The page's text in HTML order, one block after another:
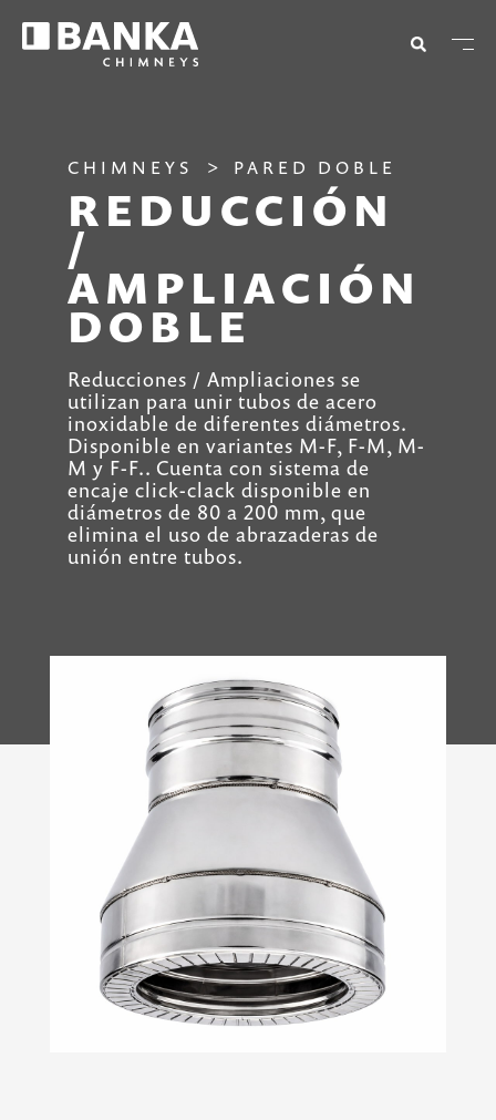
CHIMNEYS PARED DOBLE
REDUCCIÓN
/
AMPLIACIÓN
DOBLE
Reducciones / Ampliaciones se
utilizan para unir tubos de acero
inoxidable de diferentes diámetros.
Disponible en variantes M-F, F-M, M-
M y F-F.. Cuenta con sistema de
encaje click-clack disponible en
diámetros de 80 a 200 mm, que
elimina el uso de abrazaderas de
unión entre tubos.